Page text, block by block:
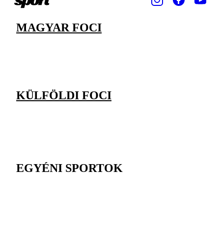
MAGYAR FOCI
KÜLFÖLDI FOCI
EGYÉNI SPORTOK